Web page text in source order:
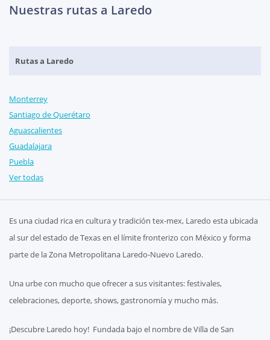
Nuestras rutas a Laredo
Rutas a Laredo
Monterrey
Santiago de Querétaro
Aguascalientes
Guadalajara
Puebla
Ver todas
Es una ciudad rica en cultura y tradición tex-mex, Laredo esta ubicada
al sur del estado de Texas en el límite fronterizo con México y forma
parte de la Zona Metropolitana Laredo-Nuevo Laredo.
Una urbe con mucho que ofrecer a sus visitantes: festivales,
celebraciones, deporte, shows, gastronomía y mucho más.
¡Descubre Laredo hoy! Fundada bajo el nombre de Villa de San